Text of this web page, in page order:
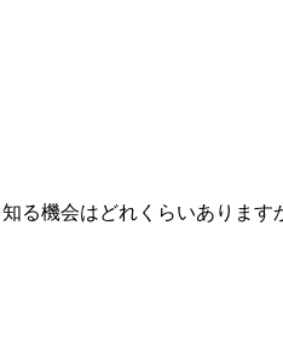
る機会はどれくらいあります